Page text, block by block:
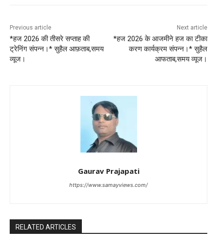
Previous article
*हज 2026 की तीसरे सप्ताह की
ट्रेनिंग संपन्न।* सुहैल आफ़ताब,समय
व्यूज।
Next article
*हज 2026 के आजमीने हज का टीका
करण कार्यक्रम संपन्न।* सुहैल
आफताब,समय व्यूज।
Gaurav Prajapati
https://www.samayviews.com/
RELATED ARTICLES